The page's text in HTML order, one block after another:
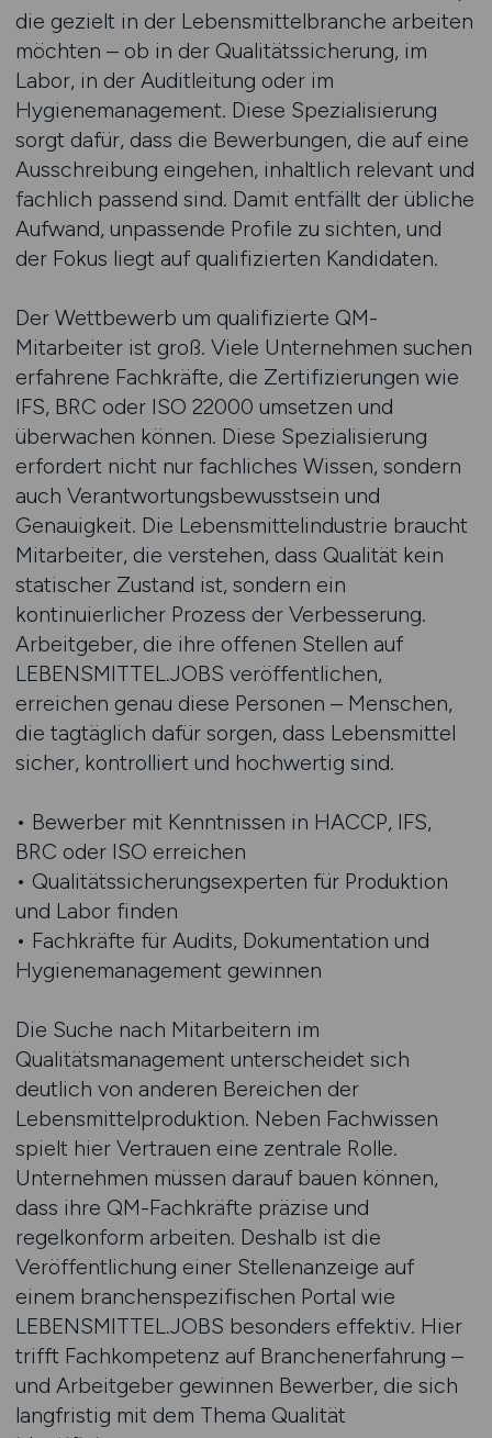
die gezielt in der Lebensmittelbranche arbeiten
möchten – ob in der Qualitätssicherung, im
Labor, in der Auditleitung oder im
Hygienemanagement. Diese Spezialisierung
sorgt dafür, dass die Bewerbungen, die auf eine
Ausschreibung eingehen, inhaltlich relevant und
fachlich passend sind. Damit entfällt der übliche
Aufwand, unpassende Profile zu sichten, und
der Fokus liegt auf qualifizierten Kandidaten.
Der Wettbewerb um qualifizierte QM-
Mitarbeiter ist groß. Viele Unternehmen suchen
erfahrene Fachkräfte, die Zertifizierungen wie
IFS, BRC oder ISO 22000 umsetzen und
überwachen können. Diese Spezialisierung
erfordert nicht nur fachliches Wissen, sondern
auch Verantwortungsbewusstsein und
Genauigkeit. Die Lebensmittelindustrie braucht
Mitarbeiter, die verstehen, dass Qualität kein
statischer Zustand ist, sondern ein
kontinuierlicher Prozess der Verbesserung.
Arbeitgeber, die ihre offenen Stellen auf
LEBENSMITTEL.JOBS veröffentlichen,
erreichen genau diese Personen – Menschen,
die tagtäglich dafür sorgen, dass Lebensmittel
sicher, kontrolliert und hochwertig sind.
• Bewerber mit Kenntnissen in HACCP, IFS,
BRC oder ISO erreichen
• Qualitätssicherungsexperten für Produktion
und Labor finden
• Fachkräfte für Audits, Dokumentation und
Hygienemanagement gewinnen
Die Suche nach Mitarbeitern im
Qualitätsmanagement unterscheidet sich
deutlich von anderen Bereichen der
Lebensmittelproduktion. Neben Fachwissen
spielt hier Vertrauen eine zentrale Rolle.
Unternehmen müssen darauf bauen können,
dass ihre QM-Fachkräfte präzise und
regelkonform arbeiten. Deshalb ist die
Veröffentlichung einer Stellenanzeige auf
einem branchenspezifischen Portal wie
LEBENSMITTEL.JOBS besonders effektiv. Hier
trifft Fachkompetenz auf Branchenerfahrung –
und Arbeitgeber gewinnen Bewerber, die sich
langfristig mit dem Thema Qualität